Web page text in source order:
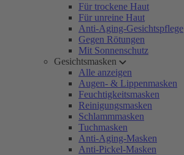
Für trockene Haut
Für unreine Haut
Anti-Aging-Gesichtspflege
Gegen Rötungen
Mit Sonnenschutz
Gesichtsmasken
Alle anzeigen
Augen- & Lippenmasken
Feuchtigkeitsmasken
Reinigungsmasken
Schlammmasken
Tuchmasken
Anti-Aging-Masken
Anti-Pickel-Masken